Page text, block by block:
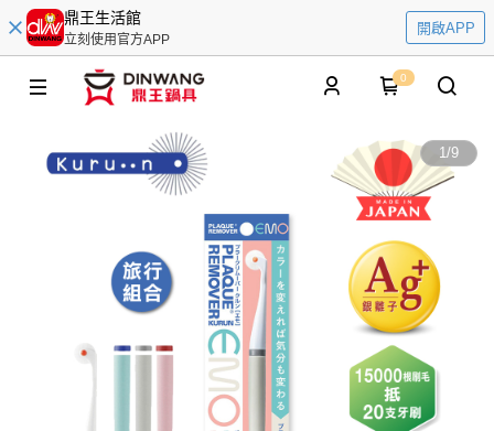
鼎王生活館
立刻使用官方APP
開啟APP
0
1/9